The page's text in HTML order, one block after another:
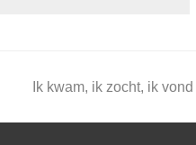
Ik kwam, ik zocht, ik